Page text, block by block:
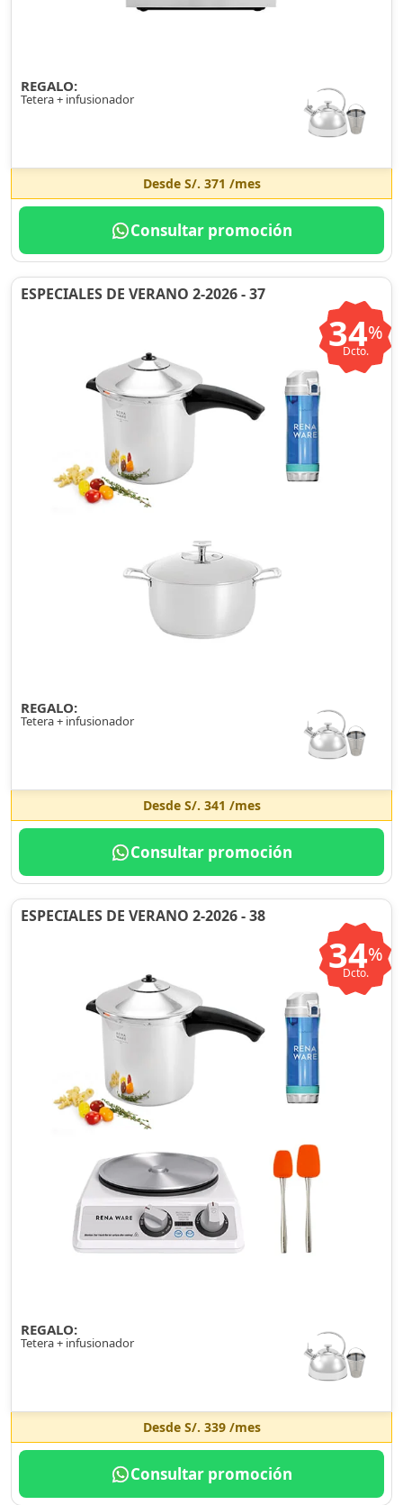
REGALO:
Tetera + infusionador
Desde S/. 371 /mes
Consultar promoción
ESPECIALES DE VERANO 2-2026 - 37
34%
Dcto.
REGALO:
Tetera + infusionador
Desde S/. 341 /mes
Consultar promoción
ESPECIALES DE VERANO 2-2026 - 38
34%
Dcto.
REGALO:
Tetera + infusionador
Desde S/. 339/mes
Consultar promoción